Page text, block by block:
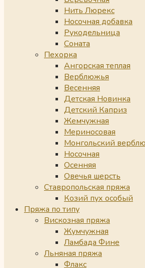
Нить Люрекс
Носочная добавка
Рукодельница
Соната
Пехорка
Ангорская теплая
Верблюжья
Весенняя
Детская Новинка
Детский Каприз
Жемчужная
Мериносовая
Монгольский
Носочная
Осенняя
Овечья шерсть
Ставропольская пряжа
Козий пух особый
Пряжа по типу
Вискозная пряжа
Жумчужная
Ламбада Фине
Льняная пряжа
Флакс